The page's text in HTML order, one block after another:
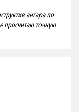
ангара по
просчитаю точную